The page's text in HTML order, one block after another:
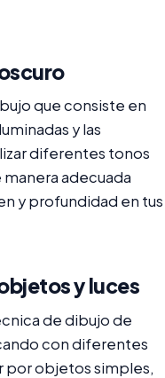
que consiste en
y las
diferentes tonos
adecuada
y profundidad en tus
y luces
de dibujo de
con diferentes
por objetos simples,